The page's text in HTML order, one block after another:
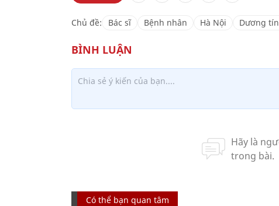
Chủ đề: Bác sĩ Bệnh nhân Hà Nội Dương
Có thể bạn quan tâm